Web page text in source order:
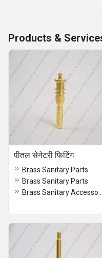
Products &
पीतल सेनेटरी फिटिंग
Brass Sanitary Parts
Brass Sanitary Parts